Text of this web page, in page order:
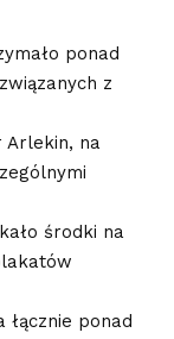
ponad
z
Arlekin, na
środki na
łącznie ponad